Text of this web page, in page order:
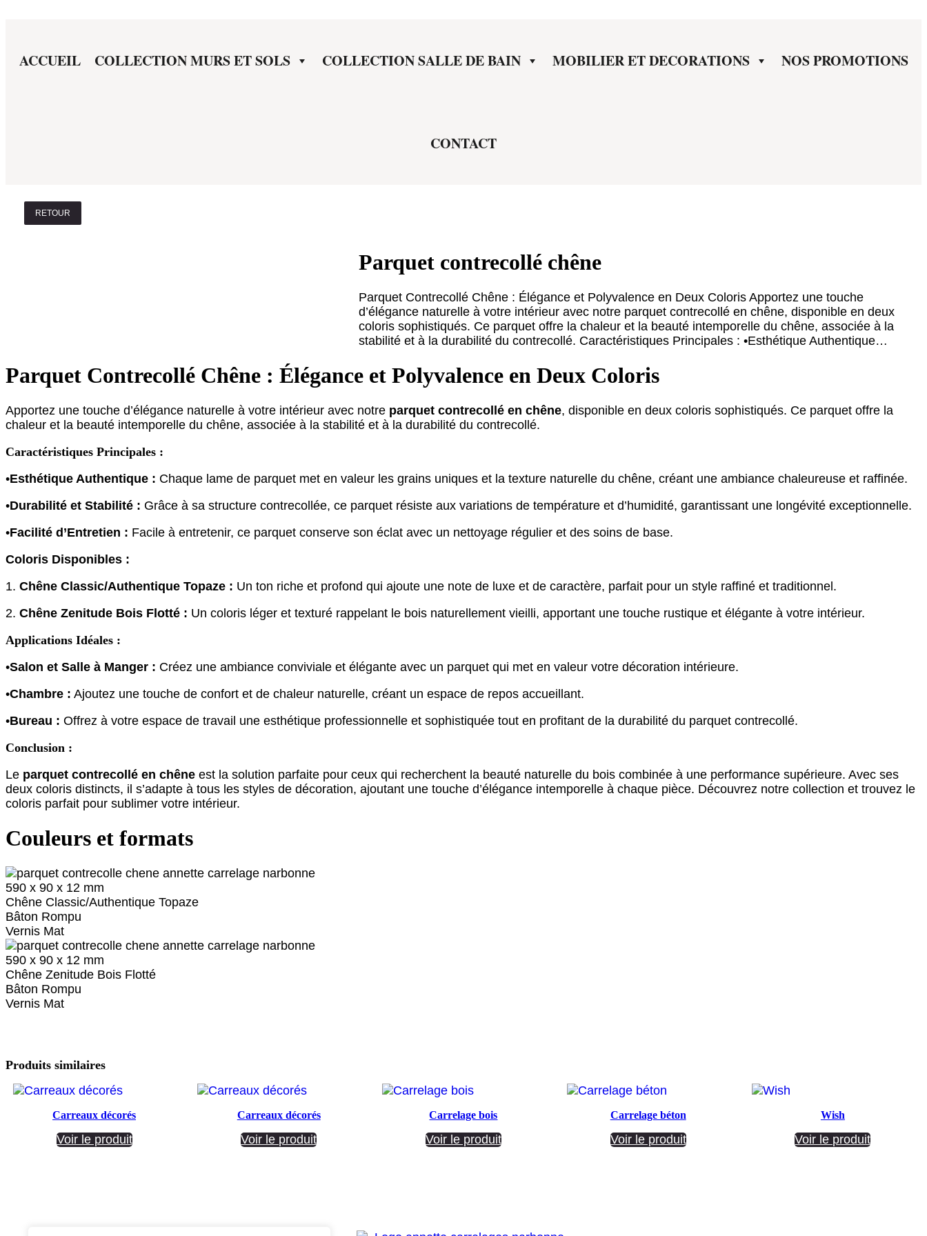
ACCUEIL COLLECTION MURS ET SOLS COLLECTION SALLE DE BAIN MOBILIER ET DECORATIONS NOS PROMOTIONS
CONTACT
RETOUR
Parquet contrecollé chêne
Parquet Contrecollé Chêne : Élégance et Polyvalence en Deux Coloris Apportez une touche
d’élégance naturelle à votre intérieur avec notre parquet contrecollé en chêne, disponible en deux
coloris sophistiqués. Ce parquet offre la chaleur et la beauté intemporelle du chêne, associée à la
stabilité et à la durabilité du contrecollé. Caractéristiques Principales : •Esthétique Authentique…
Parquet Contrecollé Chêne : Élégance et Polyvalence en Deux Coloris
Apportez une touche d’élégance naturelle à votre intérieur avec notre parquet contrecollé en chêne, disponible en deux coloris sophistiqués. Ce parquet offre la
chaleur et la beauté intemporelle du chêne, associée à la stabilité et à la durabilité du contrecollé.
Caractéristiques Principales :
•Esthétique Authentique : Chaque lame de parquet met en valeur les grains uniques et la texture naturelle du chêne, créant une ambiance chaleureuse et raffinée.
•Durabilité et Stabilité : Grâce à sa structure contrecollée, ce parquet résiste aux variations de température et d’humidité, garantissant une longévité exceptionnelle.
•Facilité d’Entretien : Facile à entretenir, ce parquet conserve son éclat avec un nettoyage régulier et des soins de base.
Coloris Disponibles :
1. Chêne Classic/Authentique Topaze : Un ton riche et profond qui ajoute une note de luxe et de caractère, parfait pour un style raffiné et traditionnel.
2. Chêne Zenitude Bois Flotté : Un coloris léger et texturé rappelant le bois naturellement vieilli, apportant une touche rustique et élégante à votre intérieur.
Applications Idéales :
•Salon et Salle à Manger : Créez une ambiance conviviale et élégante avec un parquet qui met en valeur votre décoration intérieure.
•Chambre : Ajoutez une touche de confort et de chaleur naturelle, créant un espace de repos accueillant.
•Bureau : Offrez à votre espace de travail une esthétique professionnelle et sophistiquée tout en profitant de la durabilité du parquet contrecollé.
Conclusion :
Le parquet contrecollé en chêne est la solution parfaite pour ceux qui recherchent la beauté naturelle du bois combinée à une performance supérieure. Avec ses
deux coloris distincts, il s’adapte à tous les styles de décoration, ajoutant une touche d’élégance intemporelle à chaque pièce. Découvrez notre collection et trouvez le
coloris parfait pour sublimer votre intérieur.
Couleurs et formats
590 x 90 x 12 mm
Chêne Classic/Authentique Topaze
Bâton Rompu
Vernis Mat
590 x 90 x 12 mm
Chêne Zenitude Bois Flotté
Bâton Rompu
Vernis Mat
Produits similaires
Carreaux décorés
Voir le produit
Carreaux décorés
Voir le produit
Carrelage bois
Voir le produit
Carrelage béton
Voir le produit
Wish
Voir le produit